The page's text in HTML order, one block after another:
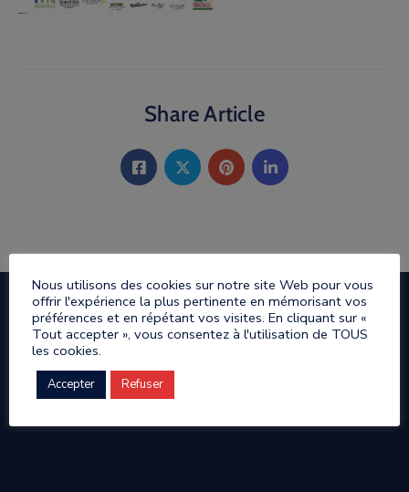
Share Article
Nous utilisons des cookies sur notre site Web pour vous
offrir l'expérience la plus pertinente en mémorisant vos
préférences et en répétant vos visites. En cliquant sur «
Tout accepter », vous consentez à l'utilisation de TOUS
les cookies.
Accepter Refuser